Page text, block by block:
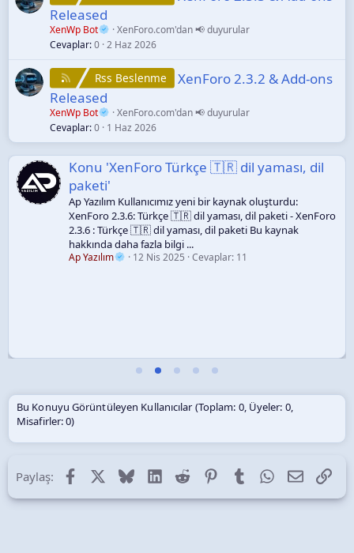
Released
XenWp Bot
XenForo.com'dan 📢 duyurular
Cevaplar 0 2 Haz 2026
Rss Beslenme
XenForo 2.3.2 & Add-ons
Released
XenWp Bot
XenForo.com'dan 📢 duyurular
Cevaplar 0 1 Haz 2026
Konu 'XenForo Türkçe 🇹🇷 dil yaması, dil
paketi'
Ap Yazılım Kullanıcımız yeni bir kaynak oluşturdu:
XenForo 2.3.6: Türkçe 🇹🇷 dil yaması, dil paketi - XenForo
2.3.6 : Türkçe 🇹🇷 dil yaması, dil paketi Bu kaynak
hakkında daha fazla bilgi ...
Ap Yazılım 12 Nis 2025 Cevaplar: 11
Bu Konuyu Görüntüleyen Kullanıcılar (Toplam: 0, Üyeler: 0,
Misafirler: 0)
Paylaş: FacebookX (Twitter)
BlueskyLinkedInReddit PinterestTumblr WhatsApp
E-postaLink